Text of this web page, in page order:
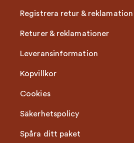
Registrera retur & reklamation
Returer & reklamationer
Leveransinformation
Köpvillkor
Cookies
Säkerhetspolicy
Spåra ditt paket